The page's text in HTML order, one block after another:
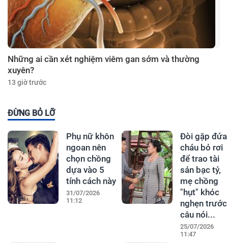
Những ai cần xét nghiệm viêm gan sớm và thường
xuyên?
13 giờ trước
ĐỪNG BỎ LỠ
Phụ nữ khôn
ngoan nên
chọn chồng
dựa vào 5
tính cách này
31/07/2026
11:12
Đòi gặp đứa
cháu bỏ rơi
để trao tài
sản bạc tỷ,
mẹ chồng
"hụt" khóc
nghẹn trước
câu nói...
25/07/2026
11:47